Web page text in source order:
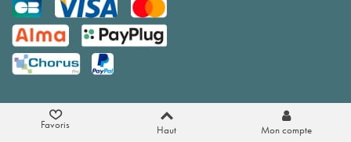
Favoris Haut Mon compte